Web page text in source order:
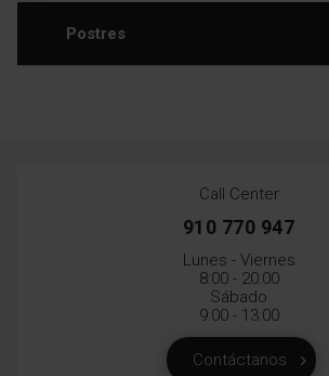
Postres
Call Center
910 770 947
Lunes - Viernes
8:00 - 20:00
Sábado
9:00 - 13:00
Contáctanos